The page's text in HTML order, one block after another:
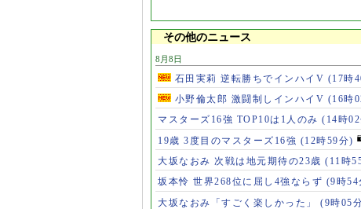
その他のニュース
8月8日
石田実莉 逆転勝ちでインハイV (17時
小野倫太郎 激闘制しインハイV (16時
マスターズ16強 TOP10は1人のみ (14時
19歳 3度目のマスターズ16強 (12時59分)
大坂なおみ 次戦は地元期待の23歳 (11時
坂本怜 世界268位に屈し4強ならず (9時54
大坂なおみ「すごく楽しかった」 (9時05